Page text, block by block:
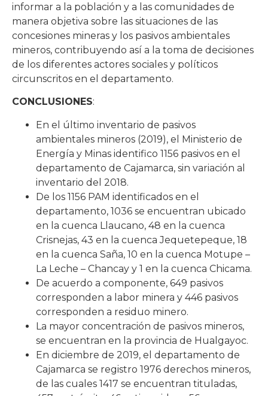
informar a la población y a las comunidades de
manera objetiva sobre las situaciones de las
concesiones mineras y los pasivos ambientales
mineros, contribuyendo así a la toma de decisiones
de los diferentes actores sociales y políticos
circunscritos en el departamento.
CONCLUSIONES:
En el último inventario de pasivos
ambientales mineros (2019), el Ministerio de
Energía y Minas identifico 1156 pasivos en el
departamento de Cajamarca, sin variación al
inventario del 2018.
De los 1156 PAM identificados en el
departamento, 1036 se encuentran ubicado
en la cuenca Llaucano, 48 en la cuenca
Crisnejas, 43 en la cuenca Jequetepeque, 18
en la cuenca Saña, 10 en la cuenca Motupe –
La Leche – Chancay y 1 en la cuenca Chicama.
De acuerdo a componente, 649 pasivos
corresponden a labor minera y 446 pasivos
corresponden a residuo minero.
La mayor concentración de pasivos mineros,
se encuentran en la provincia de Hualgayoc.
En diciembre de 2019, el departamento de
Cajamarca se registro 1976 derechos mineros,
de las cuales 1417 se encuentran tituladas,